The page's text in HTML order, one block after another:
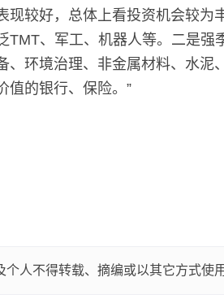
较好，总体上看投资机会较为
TMT、军工、机器人等。二是强
、环境治理、非金属材料、水泥
值的银行、保险。”
人不得转载、摘编或以其它方式使用